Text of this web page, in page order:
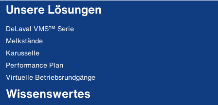
Unsere Lösungen
DeLaval VMS™ Serie
Melkstände
Karusselle
Performance Plan
Virtuelle Betriebsrundgänge
Wissenswertes